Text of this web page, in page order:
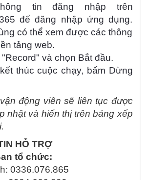
tin đăng nhập trên
để đăng nhập ứng dụng.
có thể xem được các thông
tảng web.
"Record" và chọn Bắt đầu.
thúc cuộc chạy, bấm Dừng
động viên sẽ liên tục được
nhật và hiển thị trên bảng xếp
HỖ TRỢ
tổ chức:
0336.076.865